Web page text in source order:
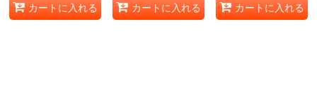
カートに入れる カートに入れる カートに入れる